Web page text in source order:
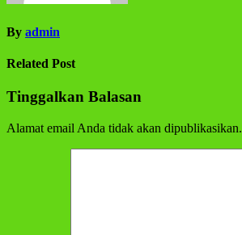
By admin
Related Post
Tinggalkan Balasan
Alamat email Anda tidak akan dipublikasikan.